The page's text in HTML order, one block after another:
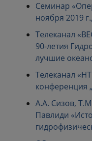
Семинар
ноября 2019
Телеканал
90-летия
лучшие
Телеканал
конференция
А.А. Сизов,
Павлиди